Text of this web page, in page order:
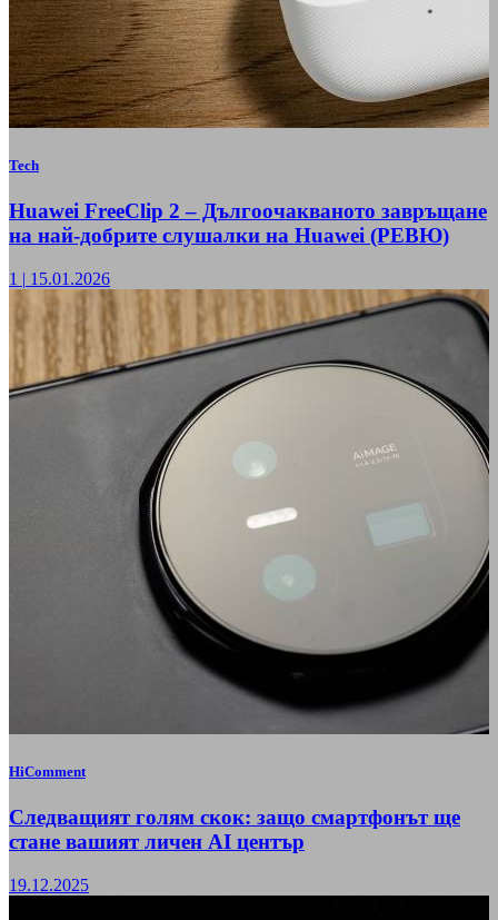
Tech
Huawei FreeClip 2 – Дългоочакваното завръщане
на най-добрите слушалки на Huawei (РЕВЮ)
1 | 15.01.2026
HiComment
Следващият голям скок: защо смартфонът ще
стане вашият личен AI център
19.12.2025